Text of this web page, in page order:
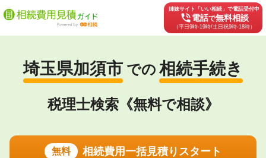
姉妹サイト「いい相続」で電話受付中
phone_in_talk電話で無料相談
（平日9時-19時/土日祝9時-18時）
埼玉県加須市 での 相続手続き
税理士検索《無料で相談》
無料 相続費用一括見積りスタート